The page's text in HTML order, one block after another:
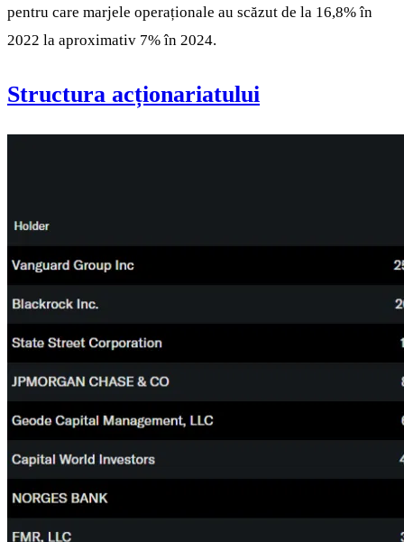
pentru care marjele operaționale au scăzut de la 16,8% în
2022 la aproximativ 7% în 2024.
Structura acționariatului